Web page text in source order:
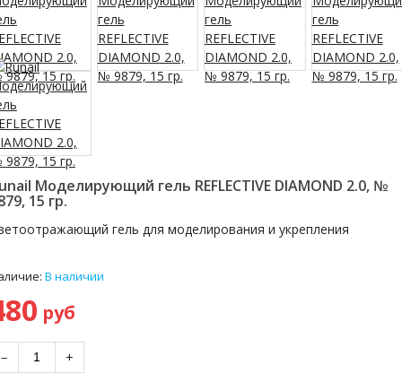
Моделирующий гель REFLECTIVE DIAMOND 2.0, №
15 гр.
гель для моделирования и укрепления
В наличии
руб
− +